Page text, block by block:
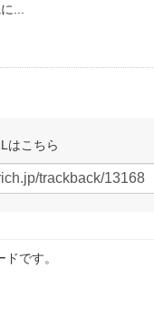
...
はこちら
です。